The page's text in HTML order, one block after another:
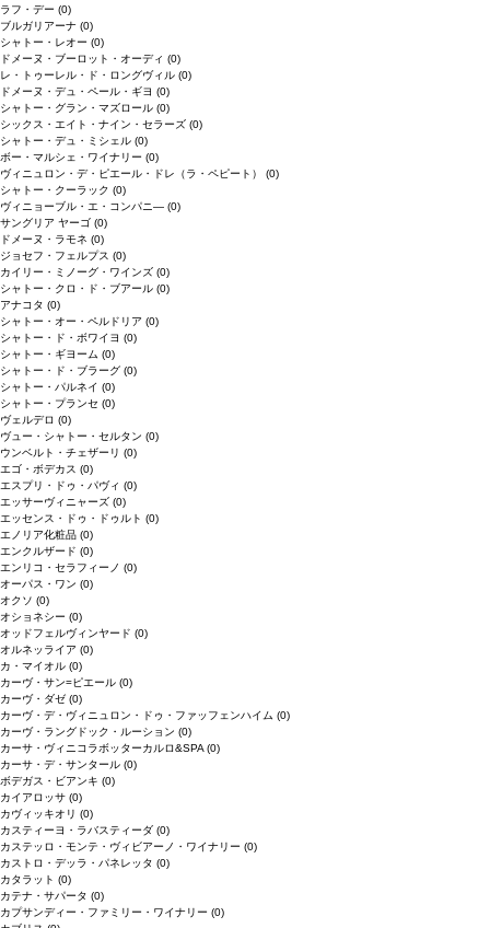
ラフ・デー (0)
ブルガリアーナ (0)
シャトー・レオー (0)
ドメーヌ・ブーロット・オーディ (0)
レ・トゥーレル・ド・ロングヴィル (0)
ドメーヌ・デュ・ペール・ギヨ (0)
シャトー・グラン・マズロール (0)
シックス・エイト・ナイン・セラーズ (0)
シャトー・デュ・ミシェル (0)
ボー・マルシェ・ワイナリー (0)
ヴィニュロン・デ・ピエール・ドレ（ラ・ペピート） (0)
シャトー・クーラック (0)
ヴィニョーブル・エ・コンパニ― (0)
サングリア ヤーゴ (0)
ドメーヌ・ラモネ (0)
ジョセフ・フェルプス (0)
カイリー・ミノーグ・ワインズ (0)
シャトー・クロ・ド・ブアール (0)
アナコタ (0)
シャトー・オー・ペルドリア (0)
シャトー・ド・ボワイヨ (0)
シャトー・ギヨーム (0)
シャトー・ド・ブラーグ (0)
シャトー・パルネイ (0)
シャトー・プランセ (0)
ヴェルデロ (0)
ヴュー・シャトー・セルタン (0)
ウンベルト・チェザーリ (0)
エゴ・ボデカス (0)
エスプリ・ドゥ・パヴィ (0)
エッサーヴィニャーズ (0)
エッセンス・ドゥ・ドゥルト (0)
エノリア化粧品 (0)
エンクルザード (0)
エンリコ・セラフィーノ (0)
オーパス・ワン (0)
オクソ (0)
オショネシー (0)
オッドフェルヴィンヤード (0)
オルネッライア (0)
カ・マイオル (0)
カーヴ・サン=ピエール (0)
カーヴ・ダゼ (0)
カーヴ・デ・ヴィニュロン・ドゥ・ファッフェンハイム (0)
カーヴ・ラングドック・ルーション (0)
カーサ・ヴィニコラボッターカルロ&SPA (0)
カーサ・デ・サンタール (0)
ボデガス・ビアンキ (0)
カイアロッサ (0)
カヴィッキオリ (0)
カスティーヨ・ラバスティーダ (0)
カステッロ・モンテ・ヴィビアーノ・ワイナリー (0)
カストロ・デッラ・パネレッタ (0)
カタラット (0)
カテナ・サパータ (0)
カプサンディー・ファミリー・ワイナリー (0)